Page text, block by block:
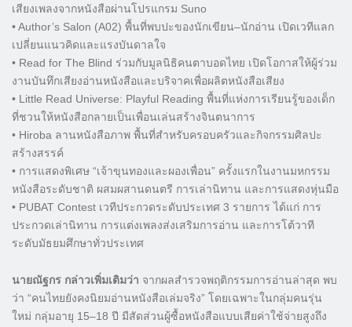
เสียงเพลงจากหนังสือผ่านโปรแกรม Suno
• Author’s Salon (A02) พื้นที่พบปะของนักเขียน–นักอ่าน เปิดเวทีแลก
เปลี่ยนแนวคิดและแรงบันดาลใจ
• Read for The Blind ร่วมกับมูลนิธิคนตาบอดไทย เปิดโอกาสให้ผู้ร่วม
งานบันทึกเสียงอ่านหนังสือและบริจาคเพื่อผลิตหนังสือเสียง
• Little Read Universe: Playful Reading พื้นที่แห่งการเรียนรู้ของเด็ก
ที่ชวนให้หนังสือกลายเป็นเพื่อนเล่นสร้างจินตนาการ
• Hiroba ลานหนังสือภาพ พื้นที่สำหรับครอบครัวและกิจกรรมศิลปะ
สร้างสรรค์
• การแสดงพิเศษ “เจ้าขุนทองและผองเพื่อน” ครั้งแรกในงานมหกรรม
หนังสือระดับชาติ ผสมผสานดนตรี การเล่านิทาน และการแสดงหุ่นมือ
• PUBAT Contest เวทีประกวดระดับประเทศ 3 รายการ ได้แก่ การ
ประกวดเล่านิทาน การแต่งเพลงส่งเสริมการอ่าน และการโต้วาที
ระดับมัธยมศึกษาทั่วประเทศ
นายณัฐกร กล่าวเพิ่มเติมว่า จากผลสำรวจพฤติกรรมการอ่านล่าสุด พบ
ว่า “คนไทยยังคงนิยมอ่านหนังสือเล่มจริง” โดยเฉพาะในกลุ่มคนรุ่น
ใหม่ กลุ่มอายุ 15–18 ปี มีสัดส่วนผู้ซื้อหนังสือแบบเสียค่าใช้จ่ายสูงถึง